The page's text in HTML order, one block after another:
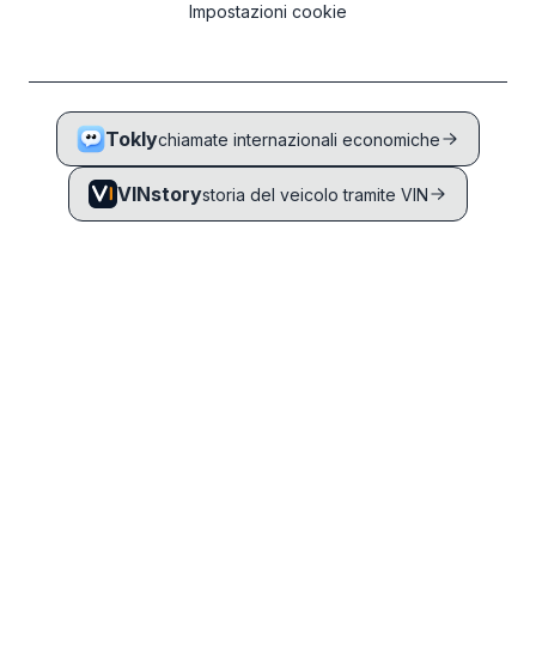
Impostazioni cookie
Toklychiamate internazionali economiche
VINstorystoria del veicolo tramite VIN